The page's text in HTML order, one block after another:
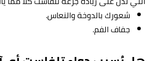
شعورك بالدوخة والنعاس.
جفاف الفم.